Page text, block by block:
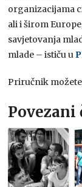
organizacijama
ali i širom
savjetovanja
mlade – ističu u
Priručnik
Povezani